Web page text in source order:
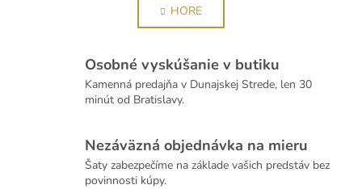
l
á
a
c
i
p
r
v
n
k
v
a
n
i
HORE
Osobné vyskúšanie v butiku
Kamenná predajňa v Dunajskej Strede, len 30
minút od Bratislavy.
Nezáväzná objednávka na mieru
Šaty zabezpečíme na základe vašich predstáv bez
povinnosti kúpy.